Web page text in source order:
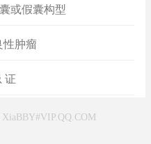
或假囊构型
性肿瘤
证